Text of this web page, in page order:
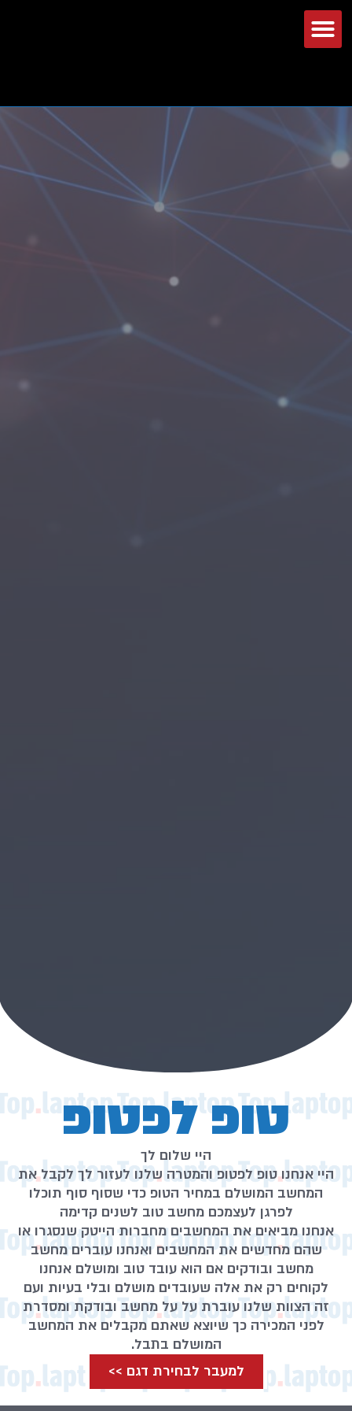
אודות טופ לפטופ
טופ לפטופ
היי שלום לך
היי אנחנו טופ לפטופ והמטרה שלנו לעזור לך לקבל את
המחשב המושלם במחיר הטופ כדי שסוף סוף תוכלו
לפרגן לעצמכם מחשב טוב לשנים קדימה
אנחנו מביאים את המחשבים מחברות הייטק שנסגרו או
שהם מחדשים את המחשבים ואנחנו עוברים מחשב
מחשב ובודקים אם הוא עובד טוב ומושלם אנחנו
לקוחים רק את אלה שעובדים מושלם ובלי בעיות ועם
זה הצוות שלנו עוברת על על מחשב ובודקת ומסדרת
לפני המכירה כך שיוצא שאתם מקבלים את המחשב
המושלם בתבל.
למעבר לבחירת דגם >>